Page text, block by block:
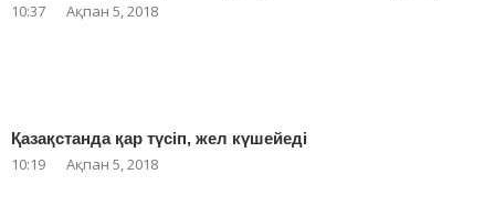
10:37 Ақпан 5, 2018
Қазақстанда қар түсіп, жел күшейеді
10:19 Ақпан 5, 2018